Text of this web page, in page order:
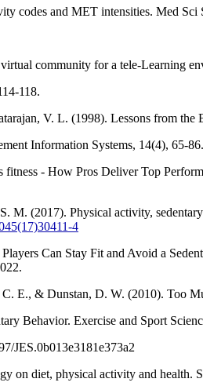
codes and MET intensities. Med Sci
community for a tele-Learning
118.
V. L. (1998). Lessons from the
Information Systems, 14(4), 65-86.
fitness - How Pros Deliver Top
M. (2017). Physical activity,
4
Can Stay Fit and Avoid a
E., & Dunstan, D. W. (2010). Too
Behavior. Exercise and Sport
JES.0b013e3181e373a2
on diet, physical activity and health.